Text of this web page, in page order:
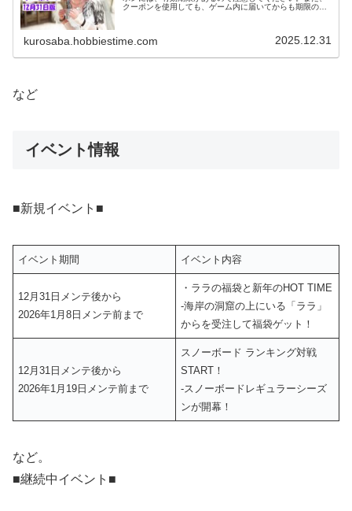
クーポンを使用しても、ゲーム内に届いてからも期限のあ
kurosaba.hobbiestime.com 2025.12.31
など
イベント情報
■新規イベント■
イベント期間 イベント内容
12月31日メンテ後から
2026年1月8日メンテ前まで
・ララの福袋と新年のHOT TIME
‐海岸の洞窟の上にいる「ララ」
からを受注して福袋ゲット！
12月31日メンテ後から
2026年1月19日メンテ前まで
スノーボード ランキング対戦
START！
‐スノーボードレギュラーシーズ
ンが開幕！
など。
■継続中イベント■